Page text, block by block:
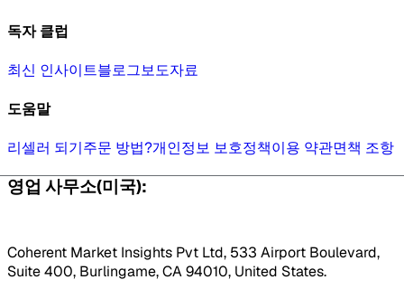
독자 클럽
최신 인사이트블로그보도자료
도움말
리셀러 되기주문 방법?개인정보 보호정책이용 약관면책 조항
영업 사무소(미국):
Coherent Market Insights Pvt Ltd, 533 Airport Boulevard,
Suite 400, Burlingame, CA 94010, United States.